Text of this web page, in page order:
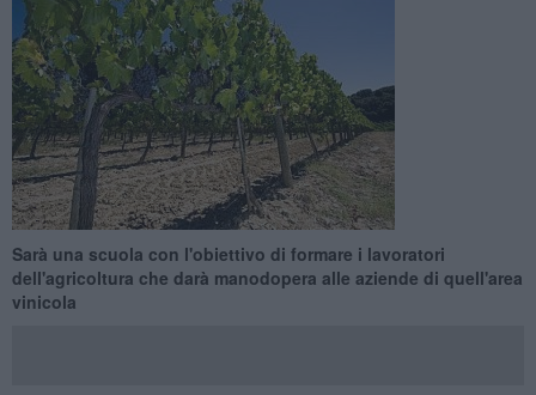
Sarà una scuola con l'obiettivo di formare i lavoratori
dell'agricoltura che darà manodopera alle aziende di quell'area
vinicola